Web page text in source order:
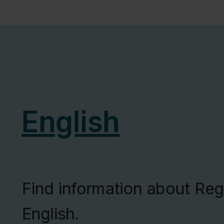
English
Find information about
English.